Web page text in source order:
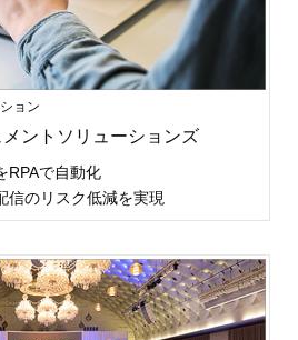
ョン
ントソリューションズ
RPAで自動化
信のリスク低減を実現